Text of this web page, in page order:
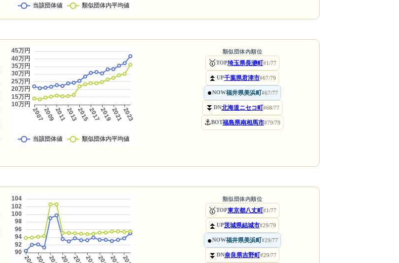
類似団体内順位
🥇TOP埼玉県長瀞町#1/77
⏫ UP千葉県君津市#67/79
●NOW福井県美浜町#67/77
⏬ DN北海道ニセコ町#68/77
⚓BOT福島県南相馬市#79/79
類似団体内順位
🥇TOP東京都八丈町#1/77
⏫ UP茨城県結城市#29/79
●NOW福井県美浜町#29/77
⏬ DN奈良県吉野町#29/77